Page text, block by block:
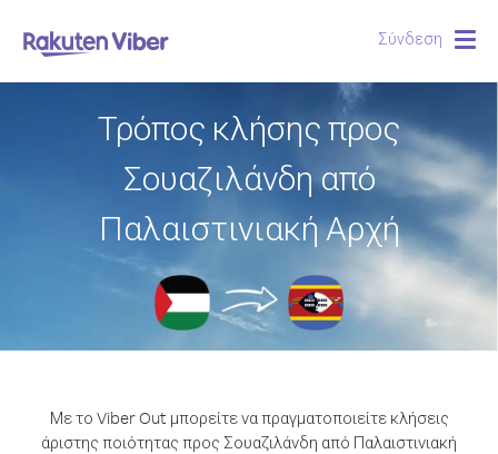
Σύνδεση
Τρόπος κλήσης προς
Σουαζιλάνδη από
Παλαιστινιακή Αρχή
Με το Viber Out μπορείτε να πραγματοποιείτε κλήσεις
άριστης ποιότητας προς Σουαζιλάνδη από Παλαιστινιακή